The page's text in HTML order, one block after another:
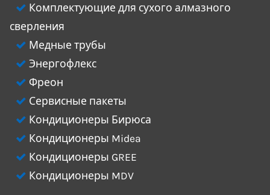
Комплектующие для сухого алмазного
сверления
Медные трубы
Энергофлекс
Фреон
Сервисные пакеты
Кондиционеры Бирюса
Кондиционеры Midea
Кондиционеры GREE
Кондиционеры MDV